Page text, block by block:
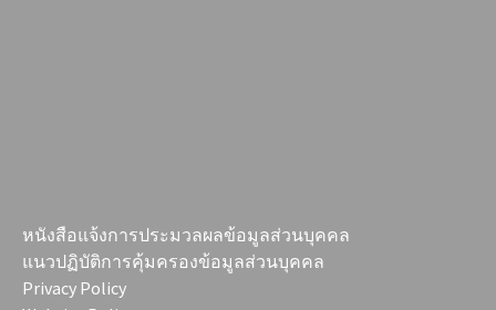
หนังสือแจ้งการประมวลผลข้อมูลส่วนบุคคล
แนวปฏิบัติการคุ้มครองข้อมูลส่วนบุคคล
Privacy Policy